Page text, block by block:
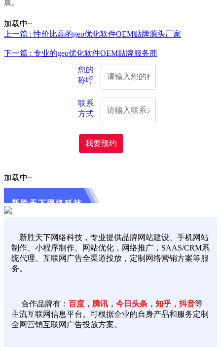
展。
加载中~
上一篇 : 性价比高的geo优化软件OEM贴牌源头厂家
下一篇 : 专业的geo优化软件OEM贴牌服务商
您的
称呼
联系
方式
我要预约
加载中~
新胜天下网络科技
新胜天下网络科技，专业提供品牌网站建设、手机网站
制作、小程序制作、网站优化，网络推广，SAAS/CRM系
统代理、互联网广告全渠道投放，定制网络营销方案等服
务。
合作品牌有： 百度，腾讯，今日头条，知乎，抖音等
主流互联网信息平台。可根据企业的自身产品和服务定制
全网营销互联网广告投放方案。